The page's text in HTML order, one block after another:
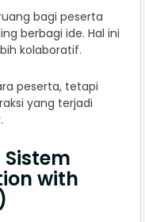
bagi peserta
berbagi ide. Hal ini
kolaboratif.
peserta, tetapi
yang terjadi
with